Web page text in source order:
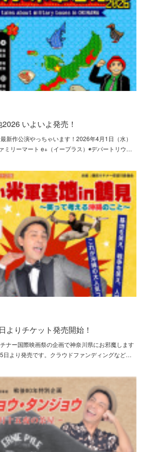
いよいよ発売！
新作公演やっちゃいます！2026年4月1日（水）
ミリーマート e+（イープラス）◉デパートリウ…
よりチケット発売開始！
ナー国際映画祭の企画で神奈川県にお邪魔します
日より発売です。クラウドファンディングなど…